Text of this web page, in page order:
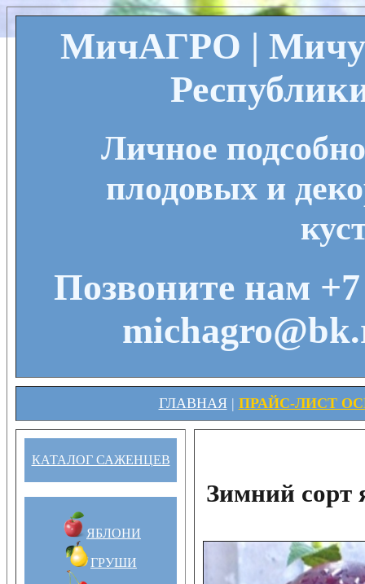
МичАГРО |
Личное
плодовых и
Позвоните нам
ГЛАВНАЯ| ПРАЙС-ЛИСТ
КАТАЛОГ САЖЕНЦЕВ
ЯБЛОНИ
ГРУШИ
Зимний